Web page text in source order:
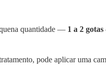
quantidade — 1 a 2 gotas
pode aplicar uma